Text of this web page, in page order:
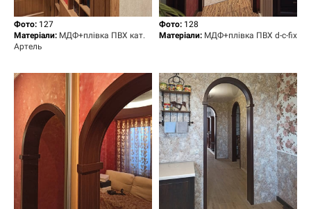
Фото: 127
Матеріали: МДФ+плівка ПВХ кат.
Артель
Фото: 128
Матеріали: МДФ+плівка ПВХ d-c-fix